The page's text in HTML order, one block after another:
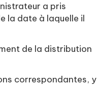
a pris
la date à laquelle il
de la distribution
correspondantes, y